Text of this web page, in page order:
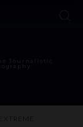
Journalistic